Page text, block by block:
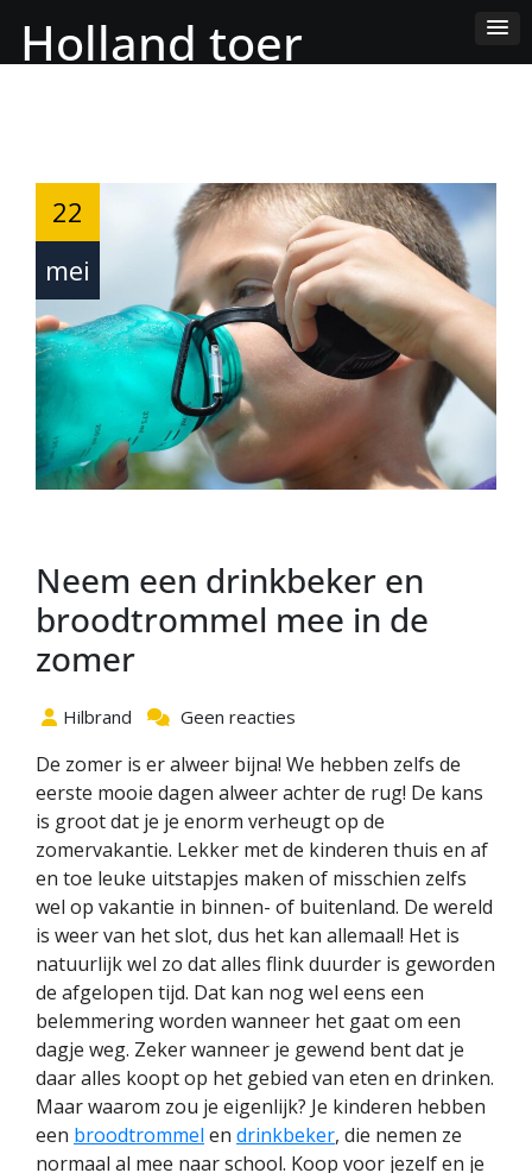
Content
Holland toer
22
mei
Neem een drinkbeker en
broodtrommel mee in de
zomer
Hilbrand Geen reacties
De zomer is er alweer bijna! We hebben zelfs de
eerste mooie dagen alweer achter de rug! De kans
is groot dat je je enorm verheugt op de
zomervakantie. Lekker met de kinderen thuis en af
en toe leuke uitstapjes maken of misschien zelfs
wel op vakantie in binnen- of buitenland. De wereld
is weer van het slot, dus het kan allemaal! Het is
natuurlijk wel zo dat alles flink duurder is geworden
de afgelopen tijd. Dat kan nog wel eens een
belemmering worden wanneer het gaat om een
dagje weg. Zeker wanneer je gewend bent dat je
daar alles koopt op het gebied van eten en drinken.
Maar waarom zou je eigenlijk? Je kinderen hebben
een broodtrommel en drinkbeker, die nemen ze
normaal al mee naar school. Koop voor jezelf en je